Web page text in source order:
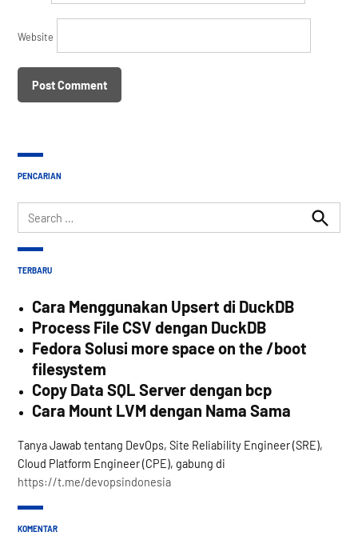
Website
PENCARIAN
Search
for:
Search
TERBARU
Cara Menggunakan Upsert di DuckDB
Process File CSV dengan DuckDB
Fedora Solusi more space on the /boot
filesystem
Copy Data SQL Server dengan bcp
Cara Mount LVM dengan Nama Sama
Tanya Jawab tentang DevOps, Site Reliability Engineer (SRE),
Cloud Platform Engineer (CPE), gabung di
https://t.me/devopsindonesia
KOMENTAR